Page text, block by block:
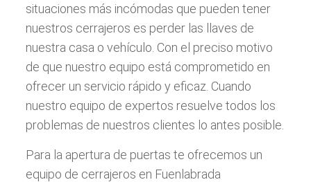
situaciones más incómodas que pueden tener
nuestros cerrajeros es perder las llaves de
nuestra casa o vehículo. Con el preciso motivo
de que nuestro equipo está comprometido en
ofrecer un servicio rápido y eficaz. Cuando
nuestro equipo de expertos resuelve todos los
problemas de nuestros clientes lo antes posible.
Para la apertura de puertas te ofrecemos un
equipo de cerrajeros en Fuenlabrada